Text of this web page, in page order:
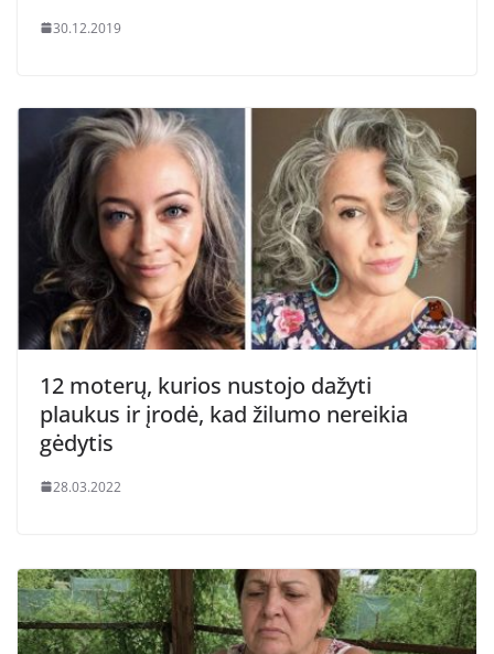
30.12.2019
12 moterų, kurios nustojo dažyti
plaukus ir įrodė, kad žilumo nereikia
gėdytis
28.03.2022